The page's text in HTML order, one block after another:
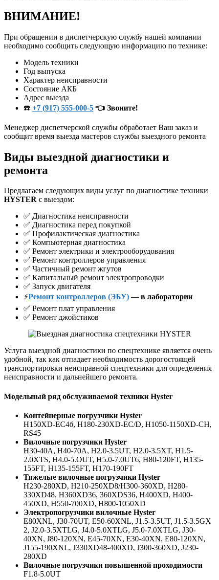
ВНИМАНИЕ!
При обращении в диспетчерскую службу нашей компании
необходимо сообщить следующую информацию по технике:
Модель техники
Год выпуска
Характер неисправности
Состояние АКБ
Адрес выезда
☎️ +7 (917) 555-000-5 👈 Звоните!
Менеджер диспетчерской службы обработает Ваш заказ и
сообщит время выезда мастеров службы выездного ремонта
Виды выездной диагностики и
ремонта
Предлагаем следующих виды услуг по диагностике техники
HYSTER с выездом:
✅ Диагностика неисправности
✅ Диагностика перед покупкой
✅ Профилактическая диагностика
✅ Компьютерная диагностика
✅ Ремонт электрики и электрооборудования
✅ Ремонт контроллеров управления
✅ Частичный ремонт жгутов
✅ Капитальный ремонт электропроводки
✅ Запуск двигателя
⚡Ремонт контроллеров (ЭБУ)— в лаборатории
✅ Ремонт плат управления
✅ Ремонт джойстиков
Услуга выездной диагностики по спецтехнике является очень
удобной, так как отпадает необходимость дорогостоящей
транспортировки неисправной спецтехники для определения
неисправности и дальнейшего ремонта.
Модельный ряд обслуживаемой техники Hyster
Контейнерные погрузчики Hyster
H150XD-EC4б, H180-230XD-EC/D, H1050-1150XD-CH,
RS45
Вилочные погрузчики Hyster
H30-40A, H40-70A, H2.0-3.5UT, H2.0-3.5XT, H1.5-
2.0XTS, H4.0-5.OUT, H5.0-7.0UT6, H80-120FT, H135-
155FT, H135-155FT, H170-190FT
Тяжелые вилочные погрузчики Hyster
H230-280XD, H210-250XD8/H300-360XD, H280-
330XD48, H360XD36, 360XDS36, H400XD, H400-
450XD, H550-700XD, H800-1050XD
Электропогрузчики вилочные Hyster
E80XNL, J30-70UT, E50-60XNL, J1.5-3.5UT, J1.5-3.5GX
2, J2.0-3.5XTLG, J4.0-5.0XTLG, J5.0-7.0XTLG, J30-
40XN, J80-120XN, E45-70XN, E30-40XN, E80-120XN,
J155-190XNL, J330XD48-400XD, J300-360XD, J230-
280XD
Вилочные погрузчики повышенной проходимости
F1.8-5.0UT